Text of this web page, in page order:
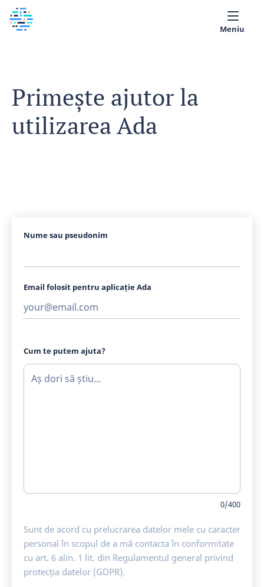
Bibliotecă Medicală
Română
Meniu
Primește ajutor la
utilizarea Ada
Nume sau pseudonim
Email folosit pentru aplicație Ada
Cum te putem ajuta?
0/400
Sunt de acord cu prelucrarea datelor mele cu caracter
personal în scopul de a mă contacta în conformitate
cu art. 6 alin. 1 lit. din Regulamentul general privind
protecția datelor (GDPR).